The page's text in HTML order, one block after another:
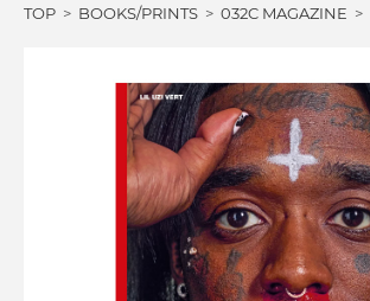
TOP BOOKS/PRINTS 032C MAGAZINE